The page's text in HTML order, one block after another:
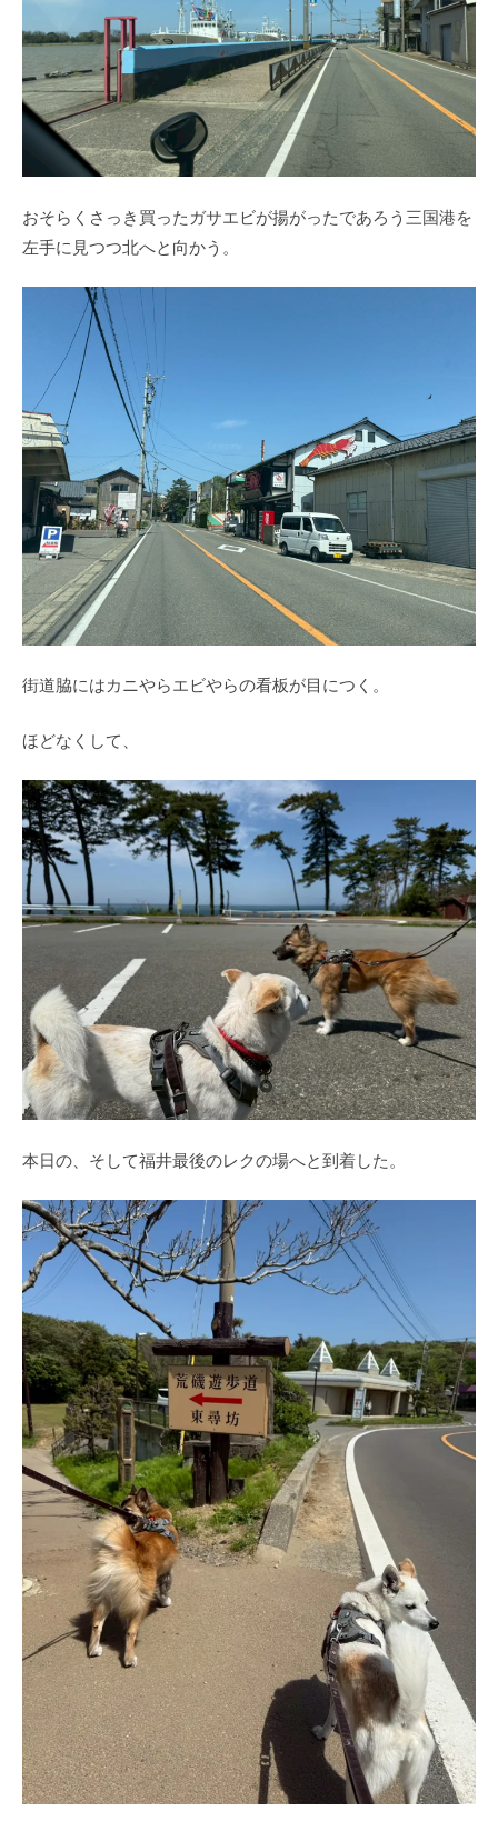
おそらくさっき買ったガサエビが揚がったであろう三国港を
左手に見つつ北へと向かう。
街道脇にはカニやらエビやらの看板が目につく。
ほどなくして、
本日の、そして福井最後のレクの場へと到着した。